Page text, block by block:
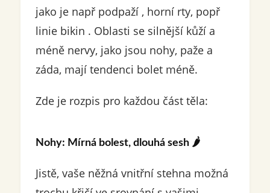
jako je např podpaží , horní rty, popř
linie bikin . Oblasti se silnější kůží a
méně nervy, jako jsou nohy, paže a
záda, mají tendenci bolet méně.
Zde je rozpis pro každou část těla:
Nohy: Mírná bolest, dlouhá sesh🌶️
Jistě, vaše něžná vnitřní stehna možná